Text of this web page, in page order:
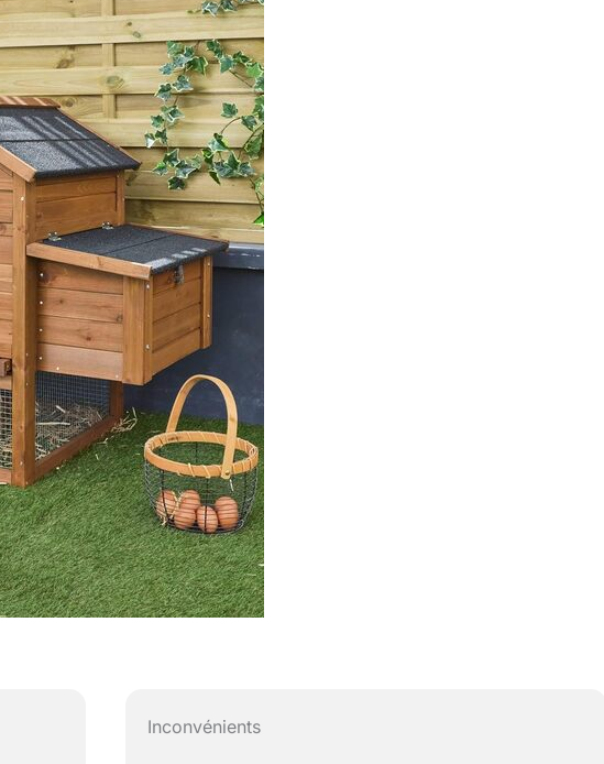
Inconvénients